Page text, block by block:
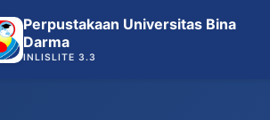
Perpustakaan Universitas Bina
Darma
INLISLITE 3.3